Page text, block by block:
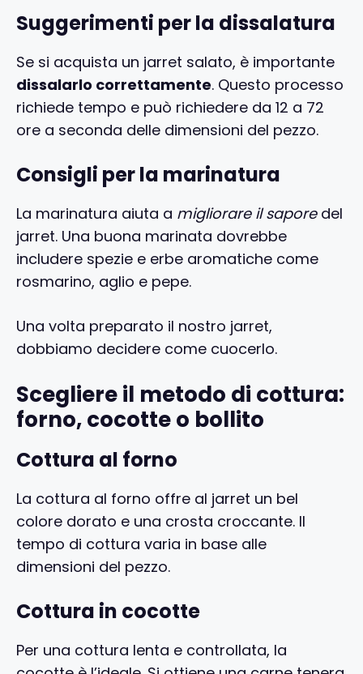
Suggerimenti per la dissalatura
Se si acquista un jarret salato, è importante
dissalarlo correttamente. Questo processo
richiede tempo e può richiedere da 12 a 72
ore a seconda delle dimensioni del pezzo.
Consigli per la marinatura
La marinatura aiuta a migliorare il saporedel
jarret. Una buona marinata dovrebbe
includere spezie e erbe aromatiche come
rosmarino, aglio e pepe.
Una volta preparato il nostro jarret,
dobbiamo decidere come cuocerlo.
Scegliere il metodo di cottura:
forno, cocotte o bollito
Cottura al forno
La cottura al forno offre al jarret un bel
colore dorato e una crosta croccante. Il
tempo di cottura varia in base alle
dimensioni del pezzo.
Cottura in cocotte
Per una cottura lenta e controllata, la